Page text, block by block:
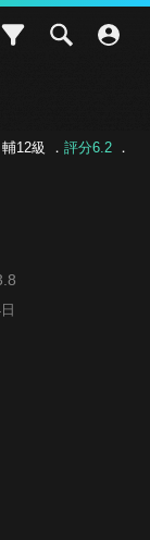
輔12級 ． 評分6.2．